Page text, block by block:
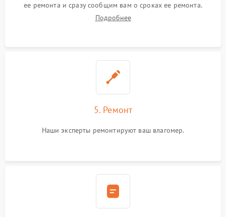
ее ремонта и сразу сообщим вам о сроках ее ремонта.
Подробнее
5. Ремонт
Наши эксперты ремонтируют ваш влагомер.